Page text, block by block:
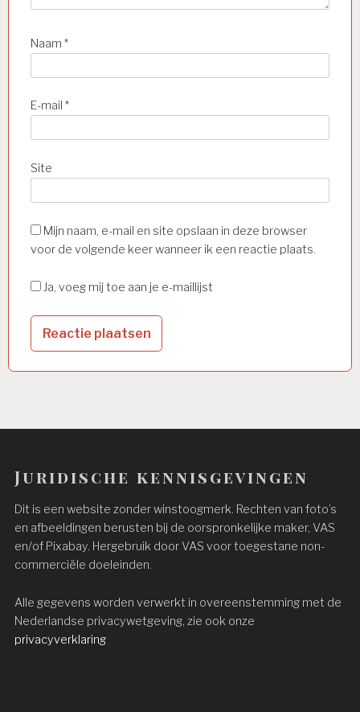
Naam *
E-mail *
Site
Mijn naam, e-mail en site opslaan in deze browser
voor de volgende keer wanneer ik een reactie plaats.
Ja, voeg mij toe aan je e-maillijst
Juridische kennisgevingen
Dit is een website zonder winstoogmerk. Rechten van foto’s
en afbeeldingen berusten bij de oorspronkelijke maker, VAS
en/of Pixabay. Hergebruik door VAS voor toegestane non-
commerciële doeleinden.
Alle gegevens worden verwerkt in overeenstemming met de
Nederlandse privacywetgeving, zie ook onze
privacyverklaring